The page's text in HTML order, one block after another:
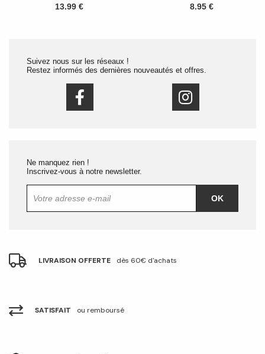
13.99 €
8.95 €
Suivez nous sur les réseaux !
Restez informés des dernières nouveautés et offres.
Ne manquez rien !
Inscrivez-vous à notre newsletter.
OK
LIVRAISON OFFERTE dès 60€ d'achats
SATISFAIT ou remboursé